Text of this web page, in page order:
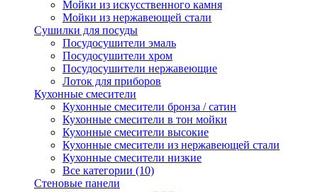
Мойки из искусственного камня
Мойки из нержавеющей стали
Сушилки для посуды
Посудосушители эмаль
Посудосушители хром
Посудосушители нержавеющие
Лоток для приборов
Кухонные смесители
Кухонные смесители бронза / сатин
Кухонные смесители в тон мойки
Кухонные смесители высокие
Кухонные смесители из нержавеющей стали
Кухонные смесители низкие
Все категории (10)
Стеновые панели